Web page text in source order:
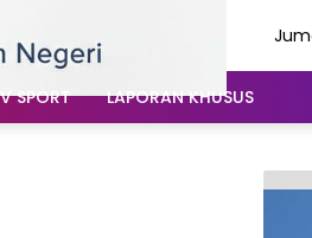
SPORT LAPORAN KHUSUS